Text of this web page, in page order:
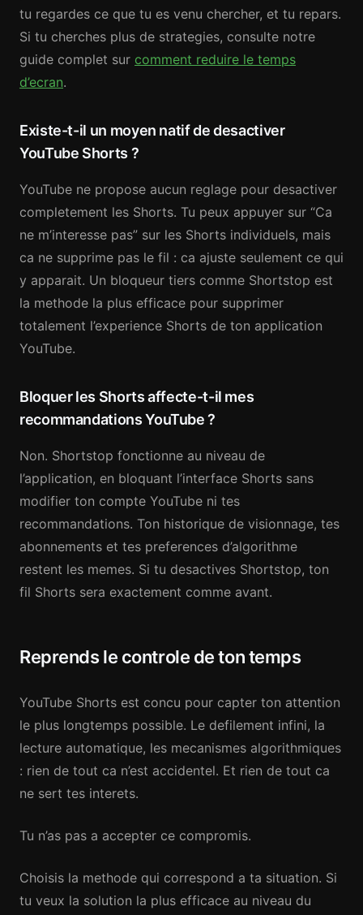
tu regardes ce que tu es venu chercher, et tu repars.
Si tu cherches plus de strategies, consulte notre
guide complet sur comment reduire le temps
d’ecran.
Existe-t-il un moyen natif de desactiver
YouTube Shorts ?
YouTube ne propose aucun reglage pour desactiver
completement les Shorts. Tu peux appuyer sur “Ca
ne m’interesse pas” sur les Shorts individuels, mais
ca ne supprime pas le fil : ca ajuste seulement ce qui
y apparait. Un bloqueur tiers comme Shortstop est
la methode la plus efficace pour supprimer
totalement l’experience Shorts de ton application
YouTube.
Bloquer les Shorts affecte-t-il mes
recommandations YouTube ?
Non. Shortstop fonctionne au niveau de
l’application, en bloquant l’interface Shorts sans
modifier ton compte YouTube ni tes
recommandations. Ton historique de visionnage, tes
abonnements et tes preferences d’algorithme
restent les memes. Si tu desactives Shortstop, ton
fil Shorts sera exactement comme avant.
Reprends le controle de ton temps
YouTube Shorts est concu pour capter ton attention
le plus longtemps possible. Le defilement infini, la
lecture automatique, les mecanismes algorithmiques
: rien de tout ca n’est accidentel. Et rien de tout ca
ne sert tes interets.
Tu n’as pas a accepter ce compromis.
Choisis la methode qui correspond a ta situation. Si
tu veux la solution la plus efficace au niveau du